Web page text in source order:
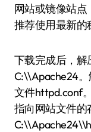
网站或镜像站
推荐使用最新的
下载完成后，解
C:\\Apache24
文件httpd.conf
指向网站文件的